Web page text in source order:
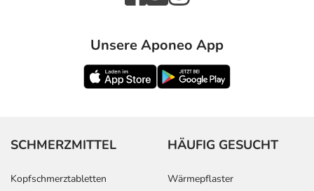
Unsere Aponeo App
SCHMERZMITTEL
Kopfschmerztabletten
HÄUFIG GESUCHT
Wärmepflaster